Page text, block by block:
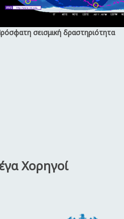
σεισμική δραστηριότητα
Χορηγοί